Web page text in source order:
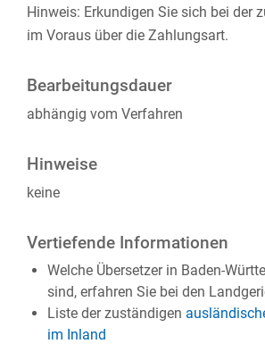
Hinweis: Erkundigen Sie sich bei der
im Voraus über die Zahlungsart.
Bearbeitungsdauer
abhängig vom Verfahren
Hinweise
keine
Vertiefende Informationen
Welche Übersetzer in Baden-
sind, erfahren Sie bei den
Liste der zuständigen
im Inland